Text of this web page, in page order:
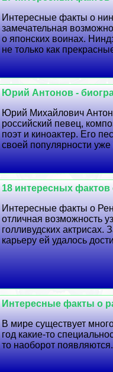
Интересные факты о
замечательная
о японских воинах.
не только как
Юрий Антонов -
Юрий Михайлович
российский певец,
поэт и киноактер. Его
своей популярности
18 интересных фактов
Интересные факты о
отличная возможность
голливудских актрисах.
карьеру ей удалось
Интересные факты о
В мире существует
год какие-то
то наоборот